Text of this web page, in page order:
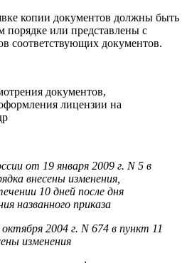
копии документов должны быть
порядке или представлены с
соответствующих документов.
документов,
лицензии на
от 19 января 2009 г. N 5 в
внесены изменения,
10 дней после дня
названного приказа
2004 г. N 674 в пункт 11
изменения